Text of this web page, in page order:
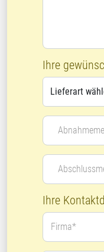
Ihre
Ihre
Firma*